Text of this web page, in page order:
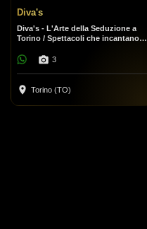
Diva's
Diva's - L'Arte della Seduzione a
Torino / Spettacoli che incantano,
3
Torino (TO)